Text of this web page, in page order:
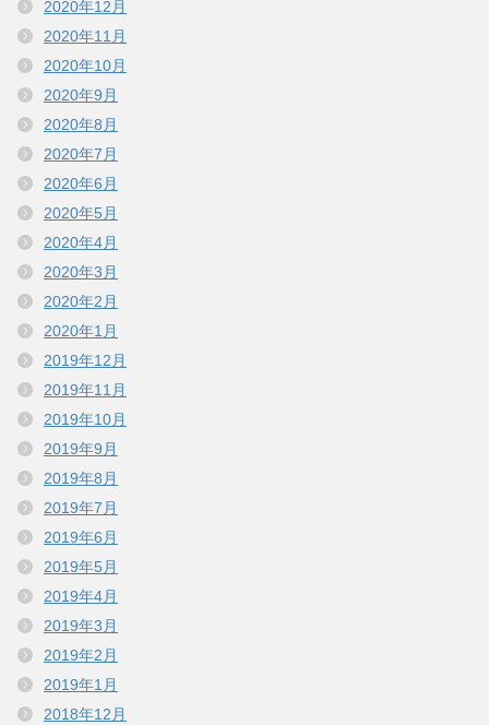
2020年12月
2020年11月
2020年10月
2020年9月
2020年8月
2020年7月
2020年6月
2020年5月
2020年4月
2020年3月
2020年2月
2020年1月
2019年12月
2019年11月
2019年10月
2019年9月
2019年8月
2019年7月
2019年6月
2019年5月
2019年4月
2019年3月
2019年2月
2019年1月
2018年12月